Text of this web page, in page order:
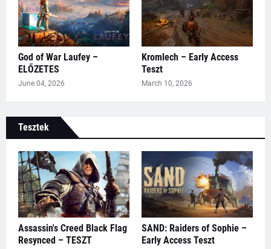
God of War Laufey –
ELŐZETES
June 04, 2026
Kromlech – Early Access
Teszt
March 10, 2026
Tesztek
Assassin's Creed Black Flag
Resynced – TESZT
SAND: Raiders of Sophie –
Early Access Teszt